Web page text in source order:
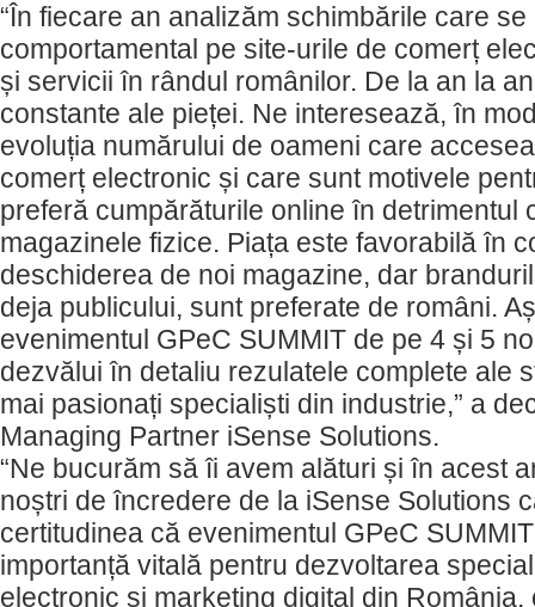
“În fiecare an analizăm schimbările care
comportamental pe site-urile de comerț
și servicii în rândul românilor. De la an la
constante ale pieței. Ne interesează, în
evoluția numărului de oameni care
comerț electronic și care sunt motivele
preferă cumpărăturile online în detrimentul
magazinele fizice. Piața este favorabilă în
deschiderea de noi magazine, dar
deja publicului, sunt preferate de români.
evenimentul GPeC SUMMIT de pe 4 și 5
dezvălui în detaliu rezulatele complete ale
mai pasionați specialiști din industrie,” a
Managing Partner iSense Solutions.
“Ne bucurăm să îi avem alături și în acest
noștri de încredere de la iSense Solutions
certitudinea că evenimentul GPeC
importanță vitală pentru dezvoltarea
electronic și marketing digital din